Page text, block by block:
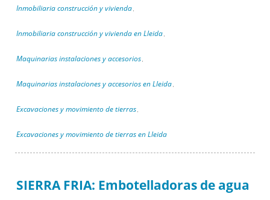
Inmobiliaria construcción y vivienda ,
Inmobiliaria construcción y vivienda en Lleida ,
Maquinarias instalaciones y accesorios ,
Maquinarias instalaciones y accesorios en Lleida ,
Excavaciones y movimiento de tierras ,
Excavaciones y movimiento de tierras en Lleida
SIERRA FRIA: Embotelladoras de agua